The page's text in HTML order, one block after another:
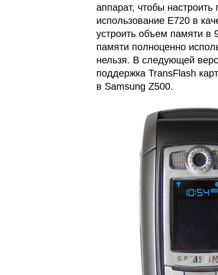
аппарат, чтобы
использование Е720 в
устроить объем памяти в
памяти полноценно
нельзя. В следующей
поддержка TransFlash
в Samsung Z500.